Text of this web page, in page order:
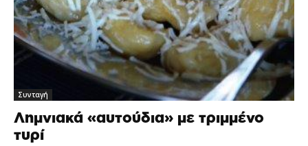
Συνταγή
Λημνιακά «αυτούδια» με τριμμένο
τυρί